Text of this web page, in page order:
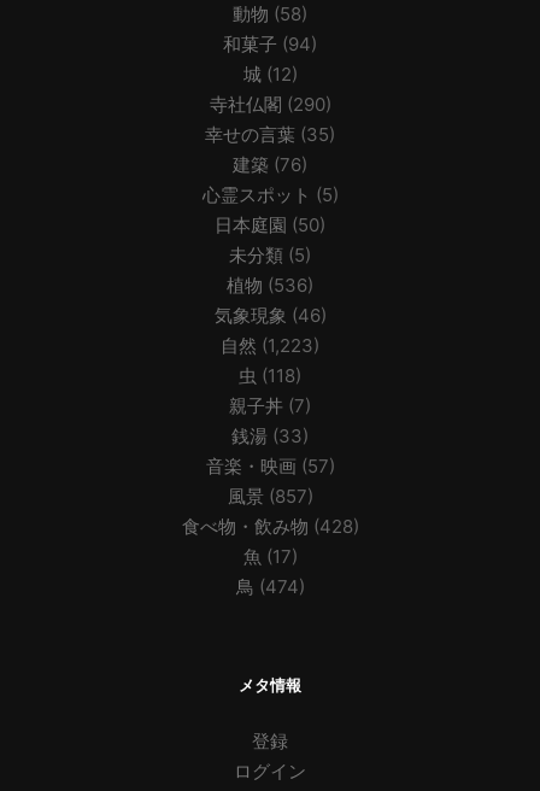
動物 (58)
和菓子 (94)
城(12)
寺社仏閣 (290)
幸せの言葉 (35)
建築 (76)
心霊スポット (5)
日本庭園 (50)
未分類 (5)
植物 (536)
気象現象 (46)
自然 (1,223)
虫 (118)
親子丼 (7)
銭湯 (33)
音楽・映画 (57)
風景(857)
食べ物・飲み物 (428)
魚 (17)
鳥 (474)
メタ情報
登録
ログイン